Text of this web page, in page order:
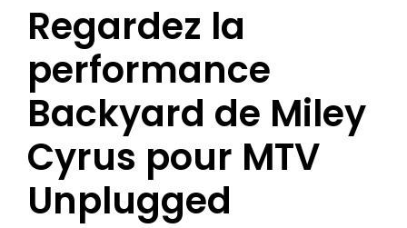
Regardez la
performance
Backyard de Miley
Cyrus pour MTV
Unplugged